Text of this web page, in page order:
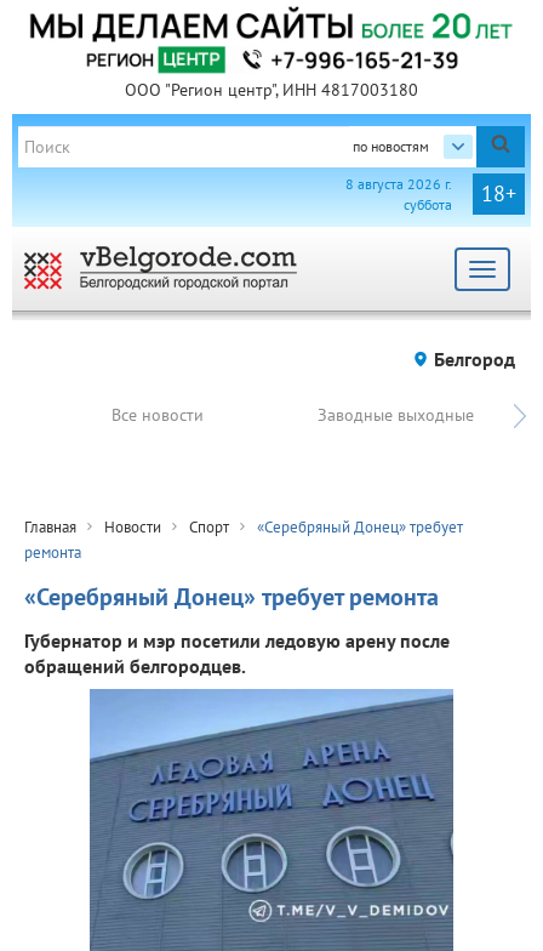
ООО "Регион центр", ИНН 4817003180
по новостям
18+
8 августа 2026 г.
суббота
Toggle
Белгород
Все новости Заводные выходные
Главная Новости Спорт
«Серебряный Донец» требует
ремонта
«Серебряный Донец» требует ремонта
Губернатор и мэр посетили ледовую арену после
обращений белгородцев.